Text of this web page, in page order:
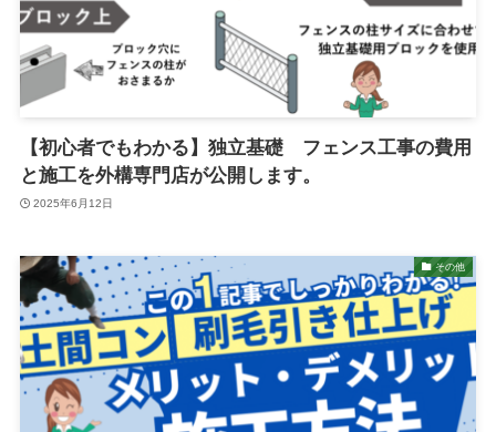
【初心者でもわかる】独立基礎 フェンス工事の費用
と施工を外構専門店が公開します。
2025年6月12日
その他